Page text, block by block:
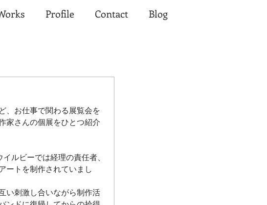
Profile Contact Blog
、お仕事で関わる展覧会を
家さんの個展をひとつ紹介
ルビーでは経理の責任者、
ートを制作されていまし
い刺激し合いながら制作活